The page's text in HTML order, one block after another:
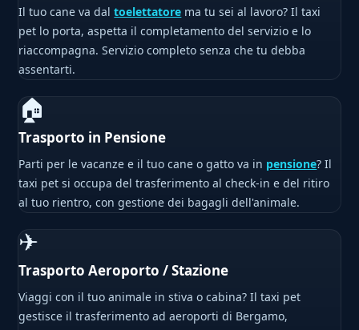
Il tuo cane va daltoelettatore ma tu sei al lavoro? Il taxi
pet lo porta, aspetta il completamento del servizio e lo
riaccompagna. Servizio completo senza che tu debba
assentarti.
🏠
Trasporto in Pensione
Parti per le vacanze e il tuo cane o gatto va in pensione? Il
taxi pet si occupa del trasferimento al check-in e del ritiro
al tuo rientro, con gestione dei bagagli dell'animale.
✈
Trasporto Aeroporto / Stazione
Viaggi con il tuo animale in stiva o cabina? Il taxi pet
gestisce il trasferimento ad aeroporti di Bergamo,